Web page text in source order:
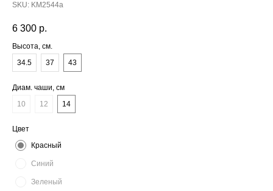
SKU: KM2544a
6 300 р.
Высота, см.
34.5
37 43
Диам. чаши, см
10
12 14
Цвет
Красный
Синий
Зеленый